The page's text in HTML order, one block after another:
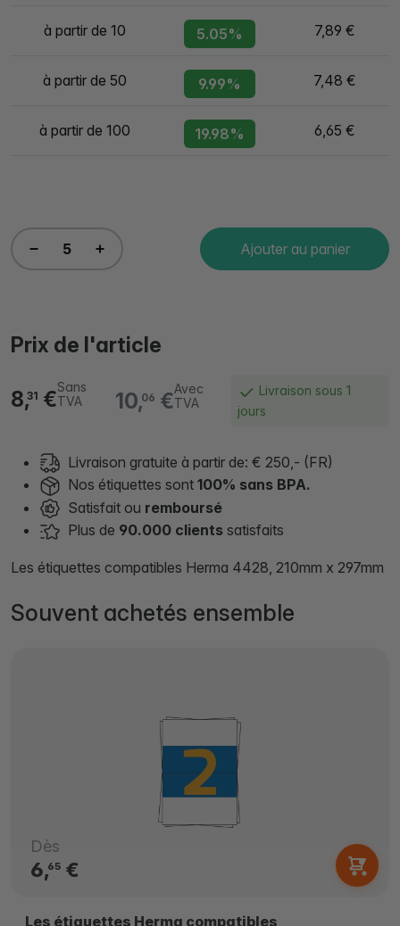
à partir de 10 5.05% 7,89 €
à partir de 50 9.99% 7,48 €
à partir de 100 19.98% 6,65 €
Ajouter au panier
Prix de l'article
10,06 €Avec
TVA
8,31 €Sans
TVA
Livraison sous 1
jours
Livraison gratuite à partir de: € 250,- (FR)
Nos étiquettes sont 100% sans BPA.
Satisfait ou remboursé
Plus de 90.000 clients satisfaits
Les étiquettes compatibles Herma 4428, 210mm x 297mm
Souvent achetés ensemble
Dès
6,65€
Les étiquettes Herma compatibles